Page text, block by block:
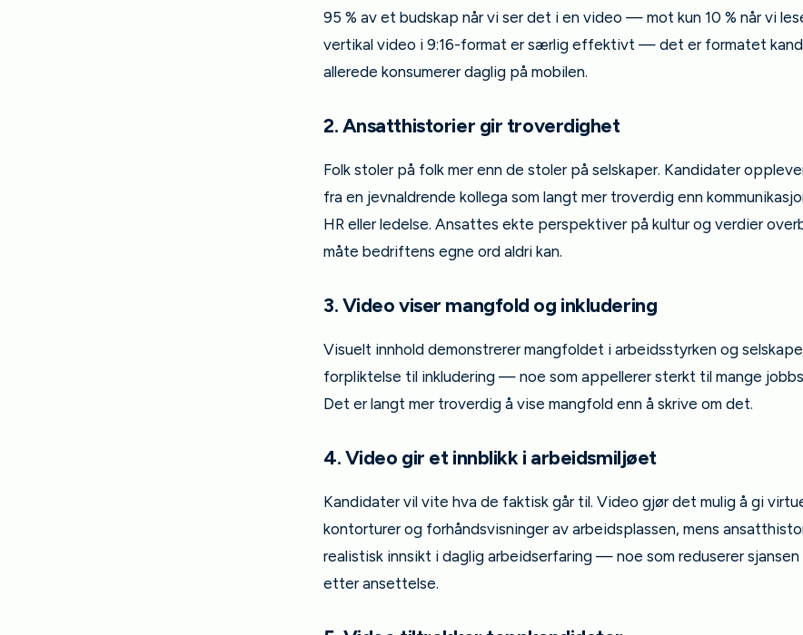
95 % av et budskap når vi ser det i en video — mot kun 10 % når vi
vertikal video i 9:16-format er særlig effektivt — det er formatet
allerede konsumerer daglig på mobilen.
2. Ansatthistorier gir troverdighet
Folk stoler på folk mer enn de stoler på selskaper. Kandidater
fra en jevnaldrende kollega som langt mer troverdig enn
HR eller ledelse. Ansattes ekte perspektiver på kultur og verdier
måte bedriftens egne ord aldri kan.
3. Video viser mangfold og inkludering
Visuelt innhold demonstrerer mangfoldet i arbeidsstyrken og
forpliktelse til inkludering — noe som appellerer sterkt til mange
Det er langt mer troverdig å vise mangfold enn å skrive om det.
4. Video gir et innblikk i arbeidsmiljøet
Kandidater vil vite hva de faktisk går til. Video gjør det mulig å gi
kontorturer og forhåndsvisninger av arbeidsplassen, mens
realistisk innsikt i daglig arbeidserfaring — noe som reduserer
etter ansettelse.